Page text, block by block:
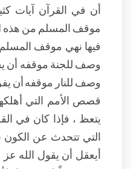
أن في القرآن آيات
موقف المسلم من هذه
فيها نهي موقف
وصف للجنة موقفه أن
وصف للنار موقفه أن
قصص الأمم التي
يتعظ ، فإذا كان في
التي تتحدث عن الكون
أيعقل أن يقول الله